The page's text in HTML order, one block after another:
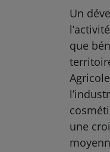
Un
que
une